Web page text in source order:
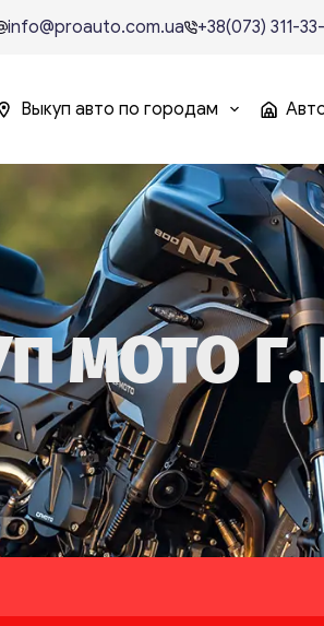
info@proauto.com.ua +38(073) 311-
Выкуп авто по городам
МОТО